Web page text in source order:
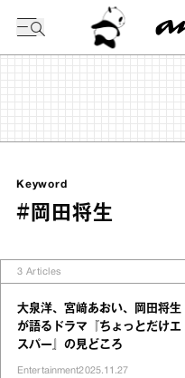
Keyword
#岡田将生
3 Articles
大泉洋、宮﨑あおい、岡田将生
が語るドラマ『ちょっとだけエ
スパー』の見どころ
Entertainment2025.11.27